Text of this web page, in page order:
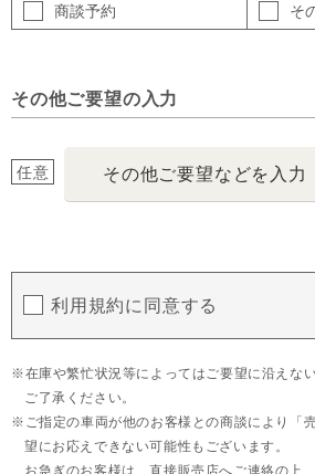
商談予約 そ
その他ご要望の入力
任意 その他ご要望などを入力
利用規約に同意する
在庫や繁忙状況等によってはご要望に沿えな
ご了承ください。
ご指定の車両が他のお客様との商談により「
望にお応えできない可能性もございます。
お急ぎのお客様は、直接販売店へご連絡の上